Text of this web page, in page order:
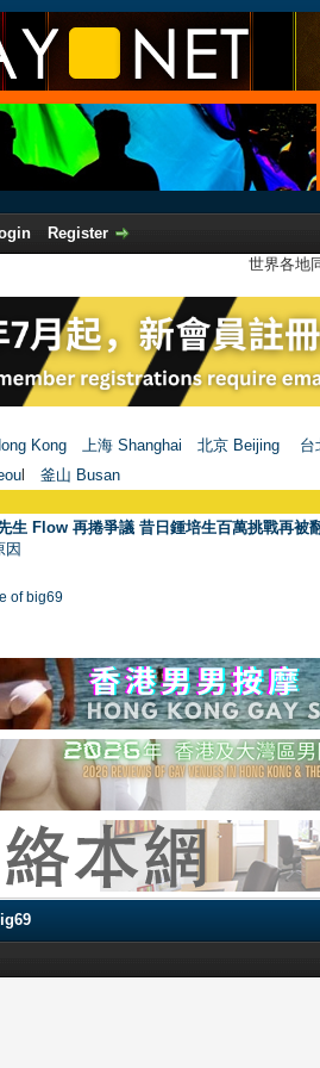
Register
世界各地
Kong 上海 Shanghai 北京 Beijing 台
釜山 Busan
生 Flow 再捲爭議 昔日鍾培生百萬挑戰再被
因
of big69